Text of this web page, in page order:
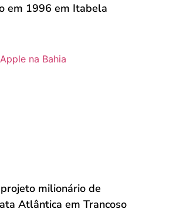
em 1996 em Itabela
milionário de
Atlântica em Trancoso